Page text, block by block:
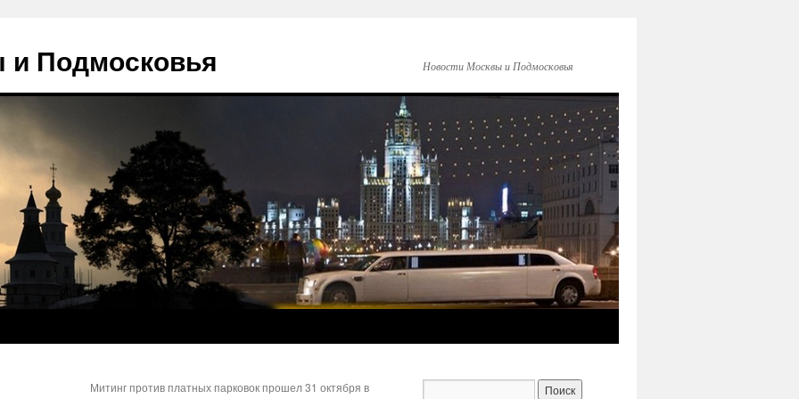
Подмосковья Новости Москвы и Подмосковья
Митинг против платных парковок прошел 31 октября в